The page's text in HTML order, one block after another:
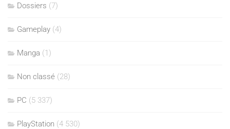
Dossiers (7)
Gameplay (4)
Manga (1)
Non classé (28)
PC (5 337)
PlayStation (4 530)